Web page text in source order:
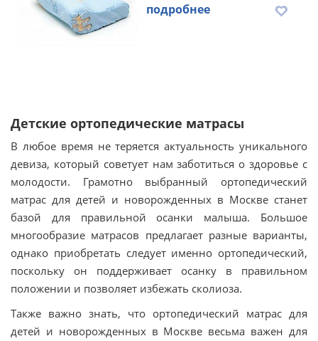
подробнее
Детские ортопедические матрасы
В любое время не теряется актуальность уникального
девиза, который советует нам заботиться о здоровье с
молодости. Грамотно выбранный ортопедический
матрас для детей и новорожденных в Москве станет
базой для правильной осанки малыша. Большое
многообразие матрасов предлагает разные варианты,
однако приобретать следует именно ортопедический,
поскольку он поддерживает осанку в правильном
положении и позволяет избежать сколиоза.
Также важно знать, что ортопедический матрас для
детей и новорожденных в Москве весьма важен для